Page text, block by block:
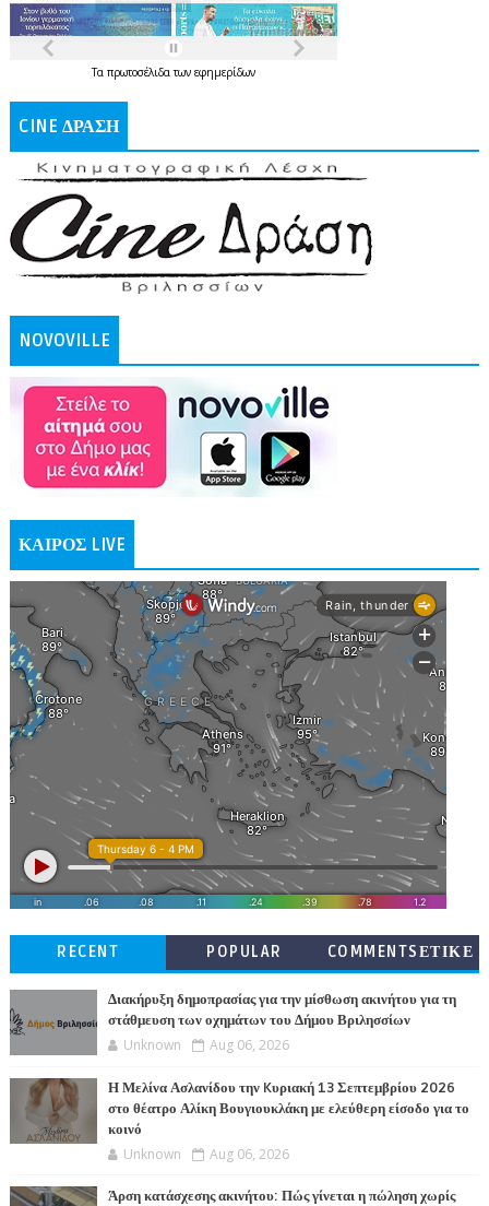
Τα πρωτοσέλιδατων εφημερίδων
CINE ΔΡΑΣΗ
NOVOVILLE
ΚΑΙΡΟΣ LIVE
RECENT POPULAR
COMMENTSΕΤΙΚΕ
Διακήρυξη δημοπρασίας για την μίσθωση ακινήτου για τη
στάθμευση των οχημάτων του Δήμου Βριλησσίων
Unknown Aug 06, 2026
Η Μελίνα Ασλανίδου την Kυριακή 13 Σεπτεμβρίου 2026
στο θέατρο Αλίκη Βουγιουκλάκη με ελεύθερη είσοδο για το
κοινό
Unknown Aug 06, 2026
Άρση κατάσχεσης ακινήτου: Πώς γίνεται η πώληση χωρίς